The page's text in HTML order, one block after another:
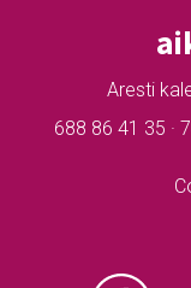
Aresti
688 86 41 35 ·